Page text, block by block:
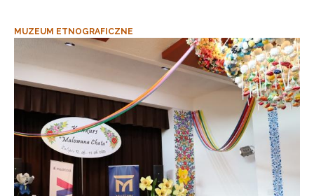
MUZEUM ETNOGRAFICZNE